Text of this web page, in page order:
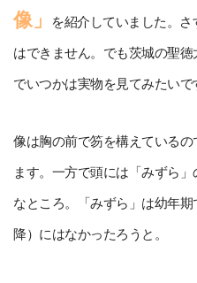
像」
を紹介していました。
はできません。でも茨城の聖
でいつかは実物を見てみたいで
像は胸の前で笏を構えている
ます。一方で頭には「みずら
なところ。「みずら」は幼年
降）にはなかったろうと。